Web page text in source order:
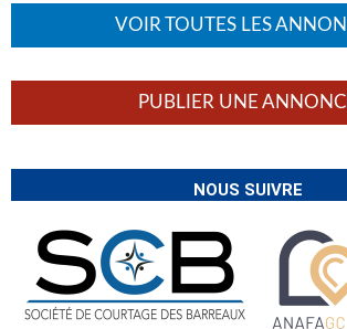
VOIR TOUTES LES
PUBLIER UNE
NOUS SUIVRE